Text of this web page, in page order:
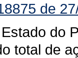
de
do
total de